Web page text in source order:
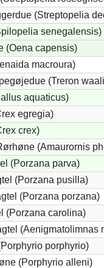
(Streptopelia
senegalensis)
(Oena capensis)
macroura)
(Treron
aquaticus)
egregia)
crex)
(Amaurornis
(Porzana parva)
(Porzana pusilla)
(Porzana porzana)
(Porzana carolina)
(Aenigmatolimnas
porphyrio)
(Porphyrio alleni)